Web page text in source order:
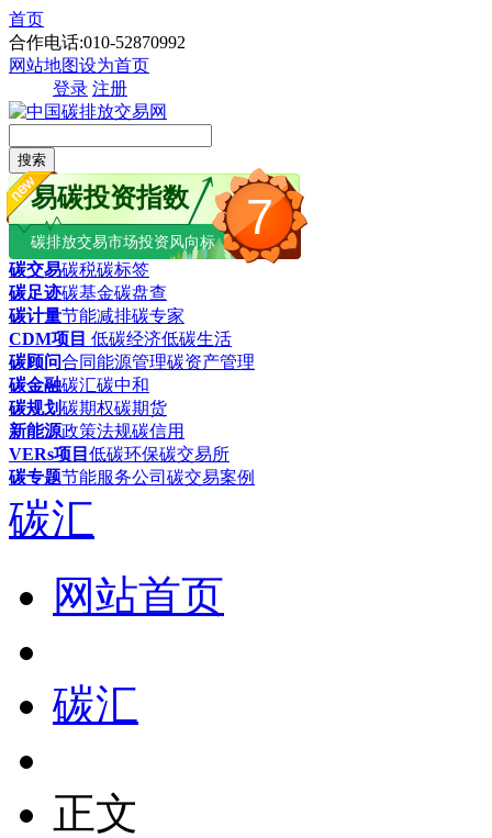
首页
合作电话:010-52870992
网站地图设为首页
登录 注册
搜索
7
易碳投资指数
碳排放交易市场投资风向标
碳交易碳税碳标签
碳足迹碳基金碳盘查
碳计量节能减排碳专家
CDM项目 低碳经济低碳生活
碳顾问合同能源管理碳资产管理
碳金融碳汇碳中和
碳规划碳期权碳期货
新能源政策法规碳信用
VERs项目 低碳环保碳交易所
碳专题节能服务公司 碳交易案例
碳汇
网站首页
碳汇
正文